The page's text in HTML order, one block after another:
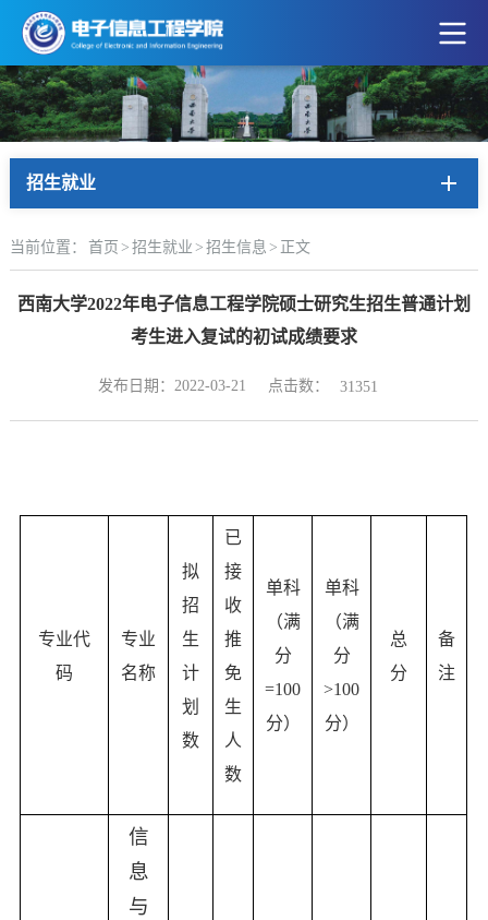
招生就业
当前位置： 首页 > 招生就业 > 招生信息 > 正文
西南大学2022年电子信息工程学院硕士研究生招生普通计划
考生进入复试的初试成绩要求
发布日期：2022-03-21 点击数： 31351
专业代
码
专业
名称
拟
招
生
计
划
数
已
接
收
推
免
生
人
数
单科
（满
分
=100
分）
单科
（满
分
>100
分）
总
分
备
注
信
息
与